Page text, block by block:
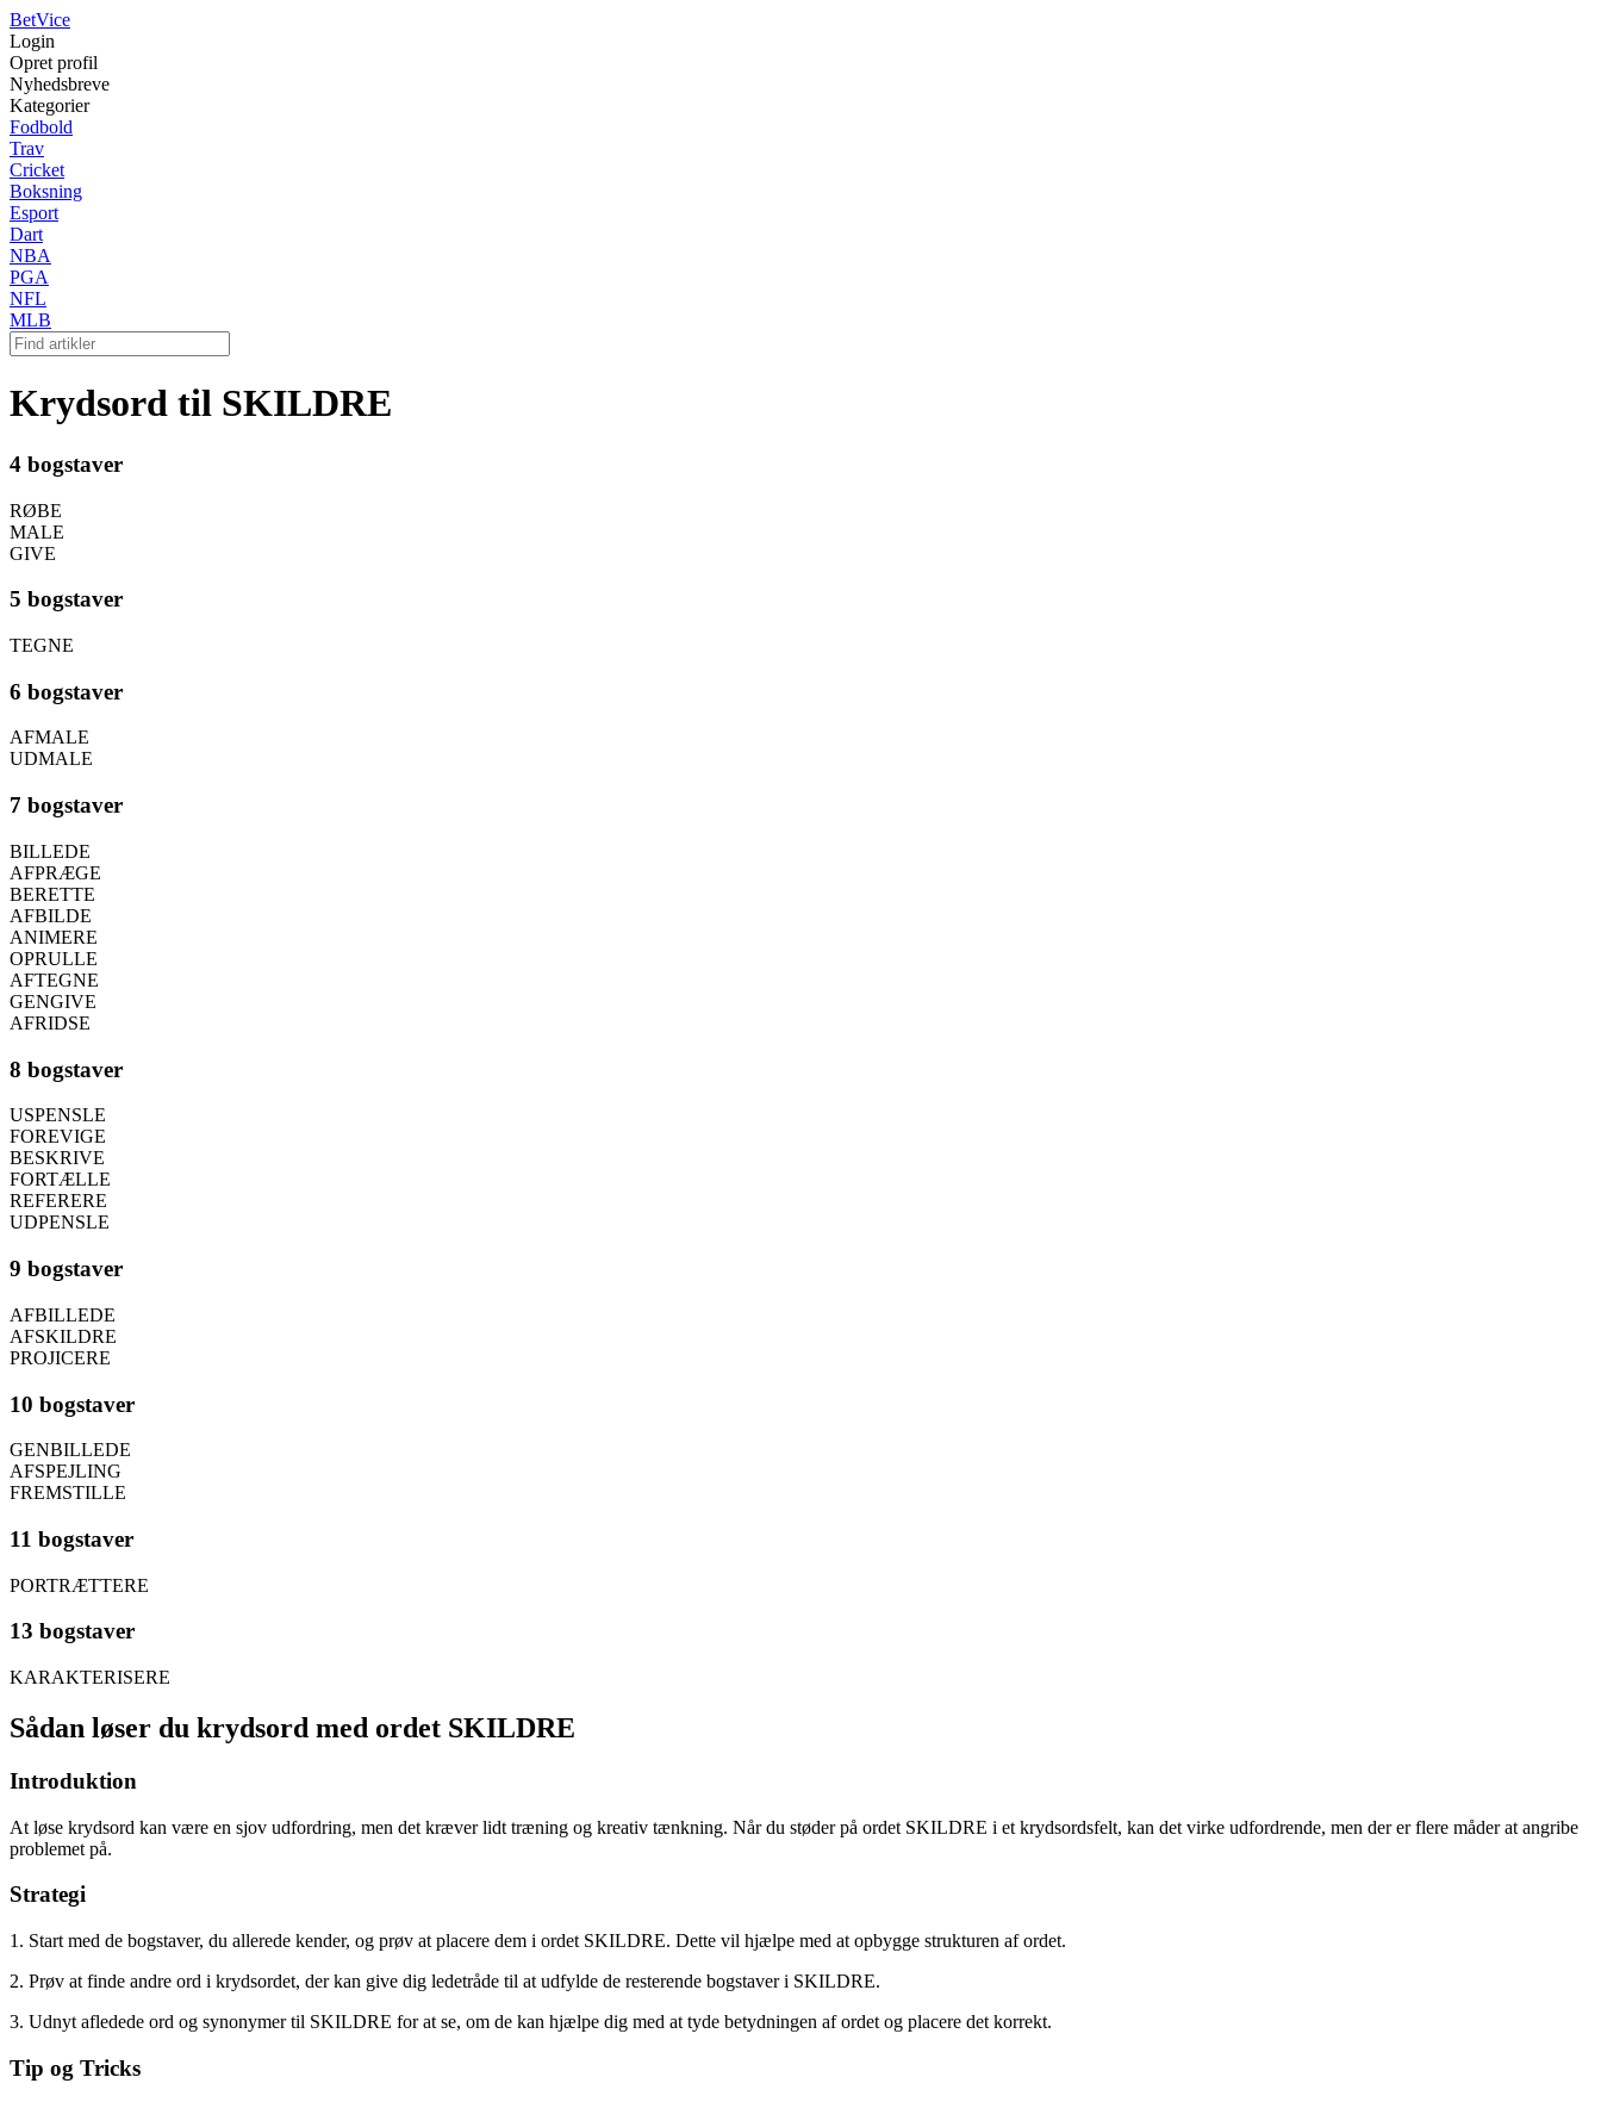
BetVice
Login
Opret profil
Nyhedsbreve
Kategorier
Fodbold
Trav
Cricket
Boksning
Esport
Dart
NBA
PGA
NFL
MLB
Krydsord til SKILDRE
4 bogstaver
RØBE
MALE
GIVE
5 bogstaver
TEGNE
6 bogstaver
AFMALE
UDMALE
7 bogstaver
BILLEDE
AFPRÆGE
BERETTE
AFBILDE
ANIMERE
OPRULLE
AFTEGNE
GENGIVE
AFRIDSE
8 bogstaver
USPENSLE
FOREVIGE
BESKRIVE
FORTÆLLE
REFERERE
UDPENSLE
9 bogstaver
AFBILLEDE
AFSKILDRE
PROJICERE
10 bogstaver
GENBILLEDE
AFSPEJLING
FREMSTILLE
11 bogstaver
PORTRÆTTERE
13 bogstaver
KARAKTERISERE
Sådan løser du krydsord med ordet SKILDRE
Introduktion
At løse krydsord kan være en sjov udfordring, men det kræver lidt træning og kreativ tænkning. Når du støder på ordet SKILDRE i et krydsordsfelt, kan det virke udfordrende, men der er flere måder at angribe
problemet på.
Strategi
1. Start med de bogstaver, du allerede kender, og prøv at placere dem i ordet SKILDRE. Dette vil hjælpe med at opbygge strukturen af ordet.
2. Prøv at finde andre ord i krydsordet, der kan give dig ledetråde til at udfylde de resterende bogstaver i SKILDRE.
3. Udnyt afledede ord og synonymer til SKILDRE for at se, om de kan hjælpe dig med at tyde betydningen af ordet og placere det korrekt.
Tip og Tricks